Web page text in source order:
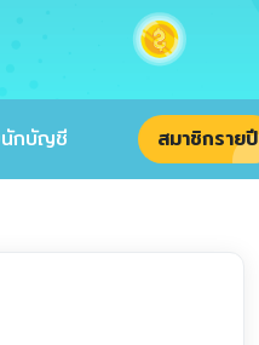
นักบัญชี สมาชิกรายปี